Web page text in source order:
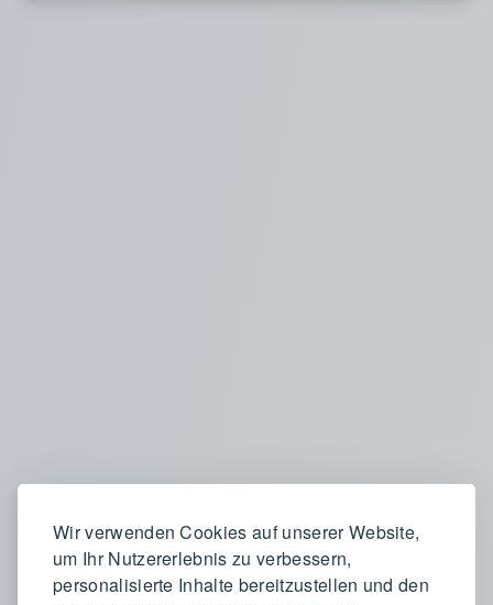
Wir verwenden Cookies auf unserer Website,
um Ihr Nutzererlebnis zu verbessern,
personalisierte Inhalte bereitzustellen und den